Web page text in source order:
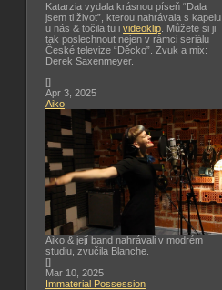
Katarzia vydala krásnou píseň “Dala
jsem ti život”, kterou nahrávala s kapelu
u nás & točila tu i videoklip . Můžete si ji
tak poslechnout nejen v rámci seriálu
České televize “Děcko”. Zvuk a mix:
Derek Saxenmeyer.
[]
Apr 3, 2025
Aiko
Aiko & její band nahrávali v modrém
studiu, zvučila Blanche.
[]
Mar 10, 2025
Immaterial Possession